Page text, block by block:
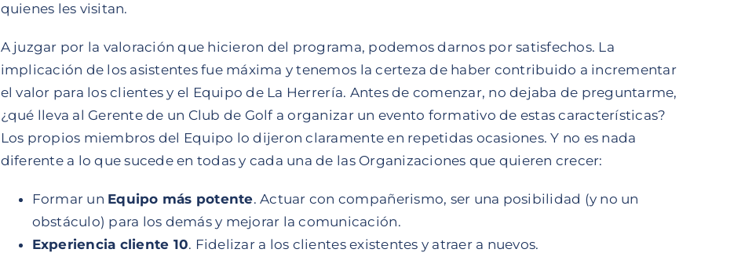
quienes les visitan.
A juzgar por la valoración que hicieron del programa, podemos darnos por satisfechos. La
implicación de los asistentes fue máxima y tenemos la certeza de haber contribuido a incrementar
el valor para los clientes y el Equipo de La Herrería. Antes de comenzar, no dejaba de preguntarme,
¿qué lleva al Gerente de un Club de Golf a organizar un evento formativo de estas características?
Los propios miembros del Equipo lo dijeron claramente en repetidas ocasiones. Y no es nada
diferente a lo que sucede en todas y cada una de las Organizaciones que quieren crecer:
Formar un Equipo más potente. Actuar con compañerismo, ser una posibilidad (y no un
obstáculo) para los demás y mejorar la comunicación.
Experiencia cliente 10. Fidelizar a los clientes existentes y atraer a nuevos.